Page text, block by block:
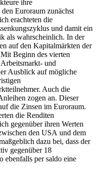
ihre
den Euroraum zunächst
erachteten die
und damit ein
als wahrscheinlich. In der
auf den Kapitalmärkten der
Beginn des vierten
und
Ausblick auf mögliche
Auch die
zogen an. Dieser
die Zinsen im Euroraum.
die Renditen
gegenüber ihren Werten
den USA und dem
dazu bei, dass der
gegenüber 18
ebenfalls per saldo eine